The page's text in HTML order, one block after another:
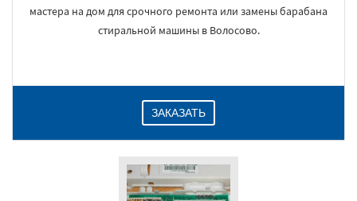
мастера на дом для срочного ремонта или замены барабана
стиральной машины в Волосово.
ЗАКАЗАТЬ